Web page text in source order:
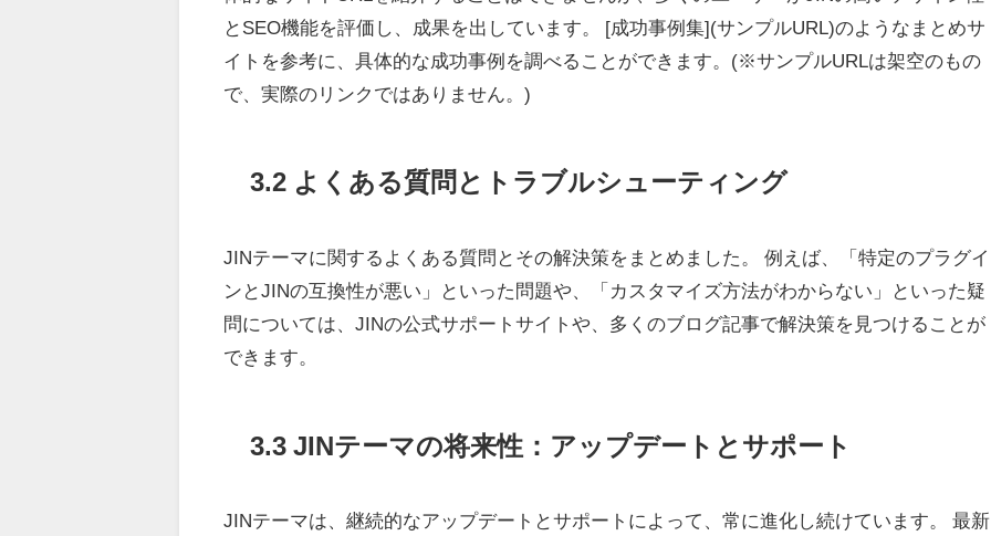
とSEO機能を評価し、成果を出しています。 [成功事例集](サンプルURL)のようなまとめサ
イトを参考に、具体的な成功事例を調べることができます。(※サンプルURLは架空のもの
で、実際のリンクではありません。)
3.2 よくある質問とトラブルシューティング
JINテーマに関するよくある質問とその解決策をまとめました。 例えば、「特定のプラグイ
ンとJINの互換性が悪い」といった問題や、「カスタマイズ方法がわからない」といった疑
問については、JINの公式サポートサイトや、多くのブログ記事で解決策を見つけることが
できます。
3.3 JINテーマの将来性：アップデートとサポート
JINテーマは、継続的なアップデートとサポートによって、常に進化し続けています。 最新